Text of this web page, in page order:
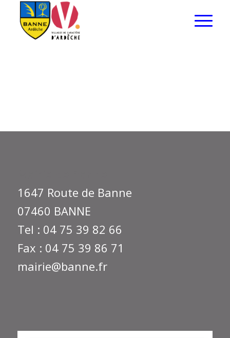
1647 Route de Banne
07460 BANNE
Tel : 04 75 39 82 66
Fax : 04 75 39 86 71
mairie@banne.fr